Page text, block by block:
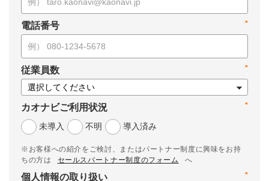
*
電話番号
*
従業員数
*
カオナビご利用状況
未導入
不明 導入済み
※お客様への紹介をご検討、またはパートナー制度に興味をお持
ちの方は
セールスパートナー制度のフォーム
へ
*
個人情報の取り扱い